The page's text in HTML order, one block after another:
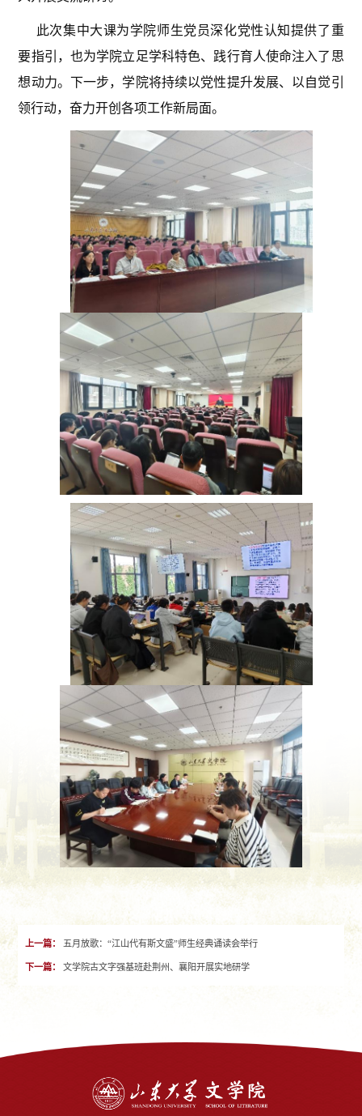
此次集中大课为学院师生党员深化党性认知提供了重
要指引，也为学院立足学科特色、践行育人使命注入了思
想动力。下一步，学院将持续以党性提升发展、以自觉引
领行动，奋力开创各项工作新局面。
上一篇： 五月放歌：“江山代有斯文盛”师生经典诵读会举行
下一篇： 文学院古文字强基班赴荆州、襄阳开展实地研学